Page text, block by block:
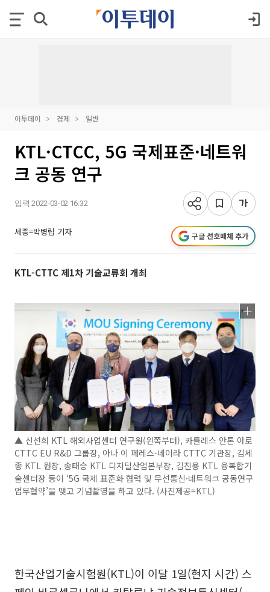
이투데이 경제 일반
KTL·CTCC, 5G 국제표준·네트워
크 공동 연구
입력 2022-03-02 16:32
세종=박병립 기자 구글 선호매체 추가
KTL-CTTC 제1차 기술교류회 개최
▲ 신선희 KTL 해외사업센터 연구원(왼쪽부터), 카를레스 안톤 아로
CTTC EU R&D 그룹장, 아나 이 페레스-네이라 CTTC 기관장, 김세
종 KTL 원장, 송태승 KTL 디지털산업본부장, 김진용 KTL 융복합기
술센터장 등이 ‘5G 국제 표준화 협력 및 무선통신·네트워크 공동연구
업무협약’을 맺고 기념촬영을 하고 있다. (사진제공=KTL)
한국산업기술시험원(KTL)이 이달 1일(현지 시간) 스